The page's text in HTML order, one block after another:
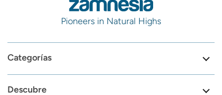
Pioneers in Natural Highs
Categorías
Descubre